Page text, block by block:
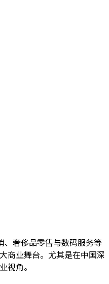
、奢侈品零售与数码服务等
商业舞台。尤其是在中国深
视角。